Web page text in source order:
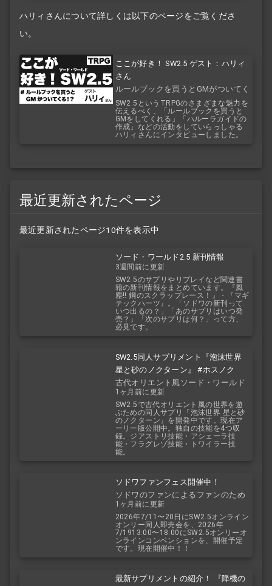
ハリィさんについて詳しくは以下のページをご覧くださ
い。
ここが好き！ SW2.5 ゲスト：ハリィ
さん
ルールブックを買うとGMがついてく
る！？
SW2.5というTRPGのさまざまな魅力を
伝えるべく、「ルールブックを買うと
GMをしてくれる」「ハルーラガイドの
作成」などの活動をしていらっしゃる
ハリィさんにインタビューしました。
最近更新されたページ
最近更新されたページ10件を表示中
ソード・ワールド2.5 新刊情報
3週間前に更新
SW2.5のサプリやリプレイなど関連書
籍の新刊情報をまとめています。『風
塵!! 鋼のスクラップレース！』・『マギ
テックハーツ』。「ソドワの新刊って
いつ出るの？」「あのサプリはいつ発
売？」「次のサプリは何？」って方、
必見です。
SW2.5同人サプリメント『泡沫世界
星と砂のノクターン』 #ホスノク
古代オリエント風ソード・ワールド
2.5
1ヶ月前に更新
SW2.5で古代オリエント風の世界を遊
ぶための同人サプリ『泡沫世界 星と砂
のノクターン』を開発中です。現在ア
ーリー版公開中。独自の技能を4つ収
録。ジアストリ技能・アシェーラ技
能・フラグレゾ技能・トワイラー技
能。
ソドワファンフェス開催中！
ソドワのファンによるファンのため
のお祭り！
1ヶ月前に更新
2026年7/11〜20日にSW2.5オンライン
オンリー同人即売会を、2026年
7/1913:00〜18:00にSW2.5オンリーオ
ンラインコンベンションを、開催予定
です。現在開催中！！
最新サプリメントの紹介！ 『降機の